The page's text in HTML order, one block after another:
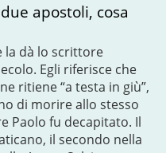
apostoli, cosa
la dà lo scrittore
Egli riferisce che
ritiene “a testa in giù”,
di morire allo stesso
Paolo fu decapitato. Il
il secondo nella